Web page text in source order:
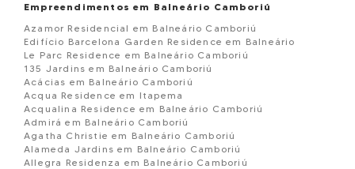
Empreendimentos em Balneário Camboriú
Azamor Residencial em Balneário Camboriú
Edifício Barcelona Garden Residence em Balneário
Le Parc Residence em Balneário Camboriú
135 Jardins em Balneário Camboriú
Acácias em Balneário Camboriú
Acqua Residence em Itapema
Acqualina Residence em Balneário Camboriú
Admirá em Balneário Camboriú
Agatha Christie em Balneário Camboriú
Alameda Jardins em Balneário Camboriú
Allegra Residenza em Balneário Camboriú